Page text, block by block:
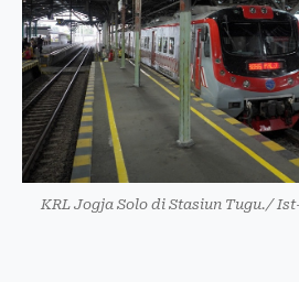
KRL Jogja Solo di Stasiun Tugu./